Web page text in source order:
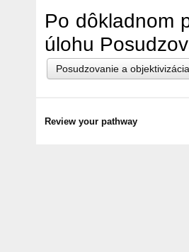
Po dôkladnom
úlohu
Posudzovanie a
Review your pathway